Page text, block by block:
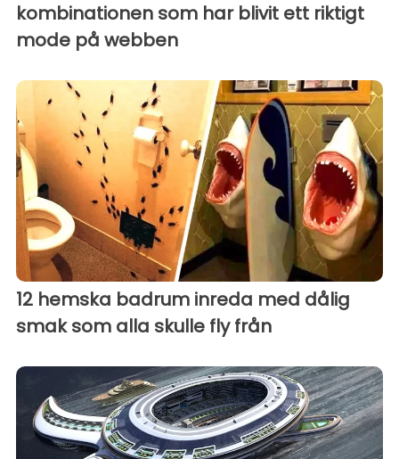
kombinationen som har blivit ett riktigt
mode på webben
12 hemska badrum inreda med dålig
smak som alla skulle fly från